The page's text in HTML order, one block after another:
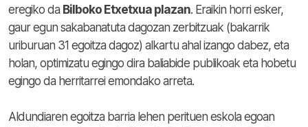
eregiko da Bilboko Etxetxua plazan. Eraikin horri esker,
gaur egun sakabanatuta dagozan zerbitzuak (bakarrik
uriburuan 31 egoitza dagoz) alkartu ahal izango dabez, eta
holan, optimizatu egingo dira baliabide publikoak eta hobetu
egingo da herritarrei emondako arreta.
Aldundiaren egoitza barria lehen perituen eskola egoan